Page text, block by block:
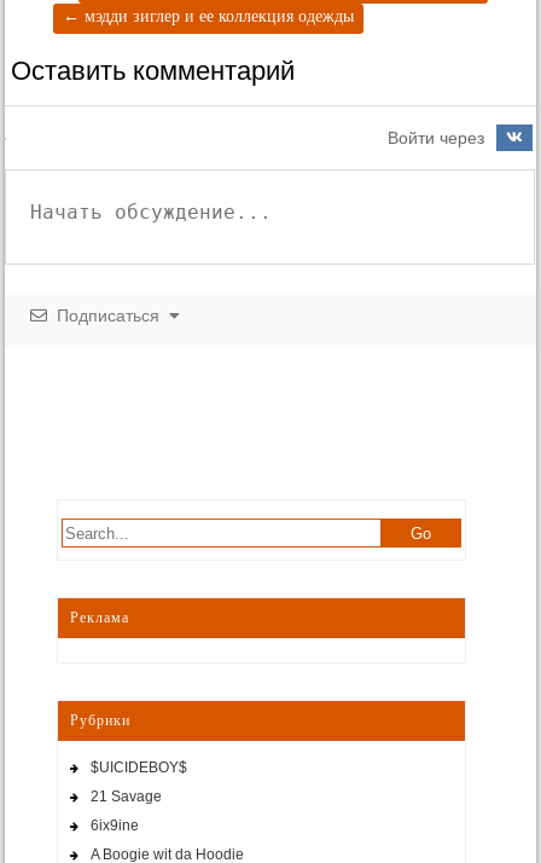
← мэдди зиглер и ее коллекция одежды
Оставить комментарий
Войти через
Подписаться
Реклама
Рубрики
$UICIDEBOY$
21 Savage
6ix9ine
A Boogie wit da Hoodie